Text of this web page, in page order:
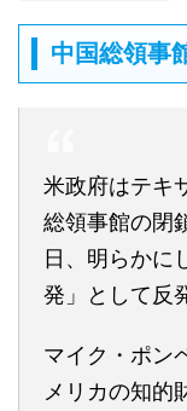
中国総領事
米政府はテキ
総領事館の閉
日、明らかに
発」として反
マイク・ポン
メリカの知的